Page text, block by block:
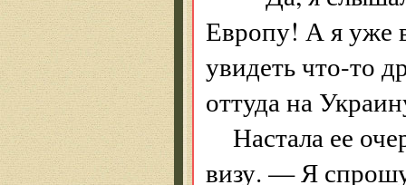
Европу! А я уже
увидеть что-то
оттуда на
Настала ее
визу. — Я